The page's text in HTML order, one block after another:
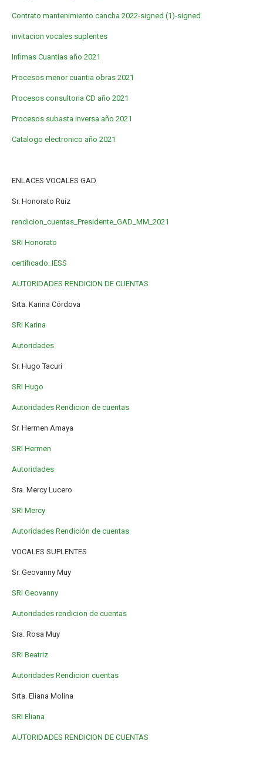
Contrato mantenimiento cancha 2022-signed (1)-signed
invitacion vocales suplentes
Infimas Cuantías año 2021
Procesos menor cuantia obras 2021
Procesos consultoria CD año 2021
Procesos subasta inversa año 2021
Catalogo electronico año 2021
ENLACES VOCALES GAD
Sr. Honorato Ruiz
rendicion_cuentas_Presidente_GAD_MM_2021
SRI Honorato
certificado_IESS
AUTORIDADES RENDICION DE CUENTAS
Srta. Karina Córdova
SRI Karina
Autoridades
Sr. Hugo Tacuri
SRI Hugo
Autoridades Rendicion de cuentas
Sr. Hermen Amaya
SRI Hermen
Autoridades
Sra. Mercy Lucero
SRI Mercy
Autoridades Rendición de cuentas
VOCALES SUPLENTES
Sr. Geovanny Muy
SRI Geovanny
Autoridades rendicion de cuentas
Sra. Rosa Muy
SRI Beatriz
Autoridades Rendicion cuentas
Srta. Eliana Molina
SRI Eliana
AUTORIDADES RENDICION DE CUENTAS